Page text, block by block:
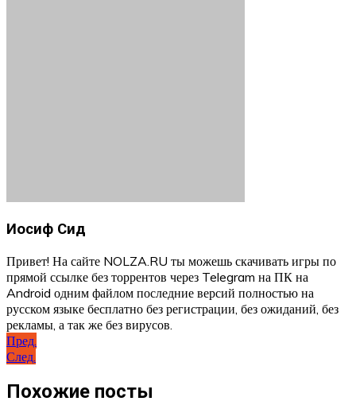
Иосиф Сид
Привет! На сайте NOLZA.RU ты можешь скачивать игры по
прямой ссылке без торрентов через Telegram на ПК на
Android одним файлом последние версий полностью на
русском языке бесплатно без регистрации, без ожиданий, без
рекламы, а так же без вирусов.
Навигация
по
записям
Пред.
След.
Похожие посты